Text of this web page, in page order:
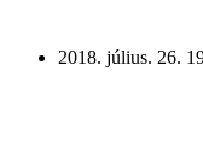
2018. július. 26.